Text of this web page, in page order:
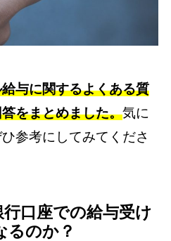
与に関するよくある質
をまとめました。気に
参考にしてみてくださ
口座での給与受け
るのか？